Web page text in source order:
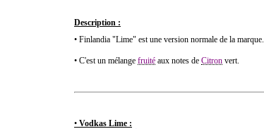
Description :
• Finlandia "Lime" est une version normale de la marque.
• C'est un mélange fruité aux notes de Citron vert.
• Vodkas Lime :